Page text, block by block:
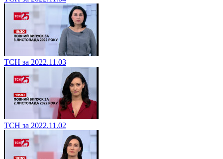
ТСН за 2022.11.03
ТСН за 2022.11.02